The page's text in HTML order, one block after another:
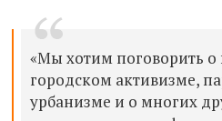
«Мы хотим поговорить о
городском активизме,
урбанизме и о многих